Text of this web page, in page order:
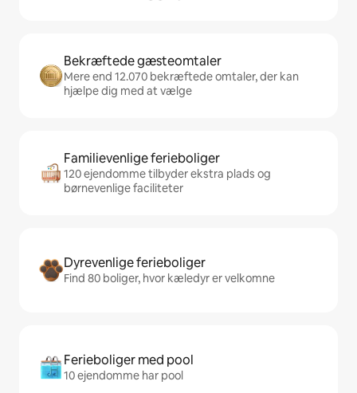
Bekræftede gæsteomtaler
Mere end 12.070 bekræftede omtaler, der kan
hjælpe dig med at vælge
Familievenlige ferieboliger
120 ejendomme tilbyder ekstra plads og
børnevenlige faciliteter
Dyrevenlige ferieboliger
Find 80 boliger, hvor kæledyr er velkomne
Ferieboliger med pool
10 ejendomme har pool